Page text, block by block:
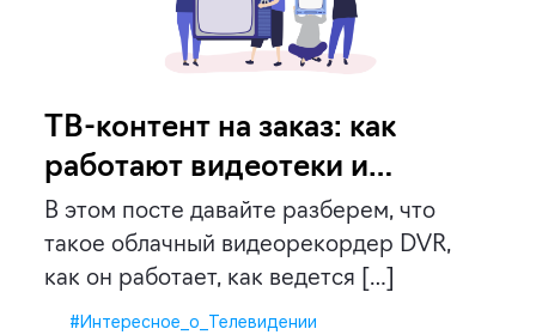
ТВ-контент на заказ: как
работают видеотеки и
облачные DVR-сервисы
В этом посте давайте разберем, что
такое облачный видеорекордер DVR,
как он работает, как ведется […]
#Интересное_о_Телевидении